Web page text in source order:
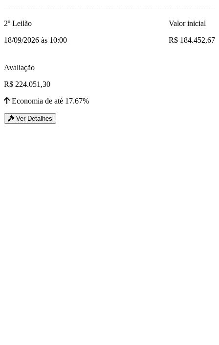
2º Leilão
18/09/2026 às 10:00
Valor inicial
R$ 184.452,67
Avaliação
R$ 224.051,30
Economia de até 17.67%
Ver Detalhes